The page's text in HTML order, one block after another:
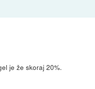
je že skoraj 20%.